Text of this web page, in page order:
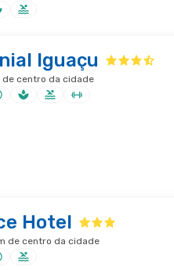
Iguaçu
de centro da cidade
Hotel
de centro da cidade